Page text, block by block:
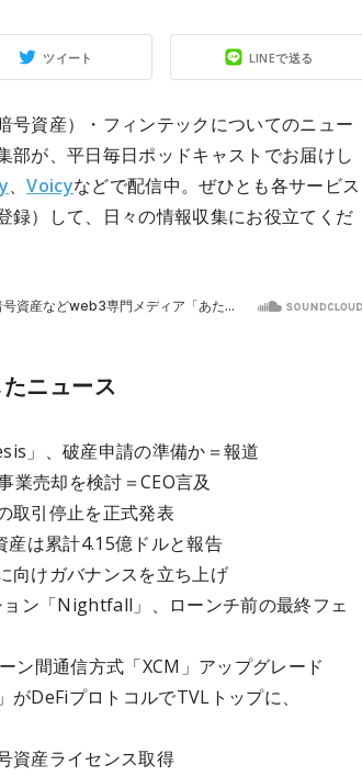
ツイート LINEで送る
号資産）・フィンテックについてのニュー
部が、平日毎日ポッドキャストでお届けし
、Voicyなどで配信中。ぜひとも各サービス
録）して、日々の情報収集にお役立てくだ
ニュース
」、破産申請の準備か＝報道
業売却を検討＝CEO言及
取引停止を正式発表
産は累計4.15億ドルと報告
向けガバナンスを立ち上げ
ョン「Nightfall」、ローンチ前の最終フェ
ン間通信方式「XCM」アップグレード
がDeFiプロトコルでTVLトップに、
資産ライセンス取得